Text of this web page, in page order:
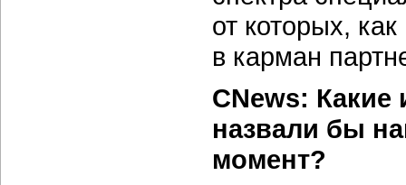
от которых,
в карман
CNews:
назвали бы
момент?